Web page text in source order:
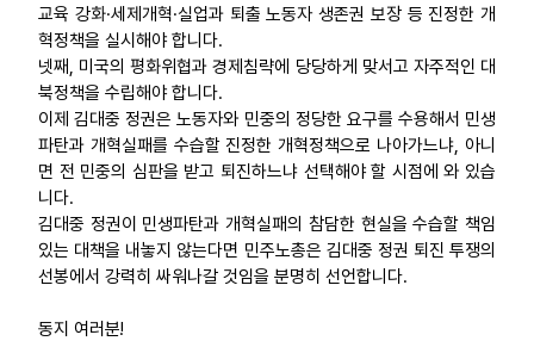
교육 강화·세제개혁·실업과 퇴출 노동자 생존권 보장 등 진정한 개
혁정책을 실시해야 합니다.
넷째, 미국의 평화위협과 경제침략에 당당하게 맞서고 자주적인 대
북정책을 수립해야 합니다.
이제 김대중 정권은 노동자와 민중의 정당한 요구를 수용해서 민생
파탄과 개혁실패를 수습할 진정한 개혁정책으로 나아가느냐, 아니
면 전 민중의 심판을 받고 퇴진하느냐 선택해야 할 시점에 와 있습
니다.
김대중 정권이 민생파탄과 개혁실패의 참담한 현실을 수습할 책임
있는 대책을 내놓지 않는다면 민주노총은 김대중 정권 퇴진 투쟁의
선봉에서 강력히 싸워나갈 것임을 분명히 선언합니다.
동지 여러분!